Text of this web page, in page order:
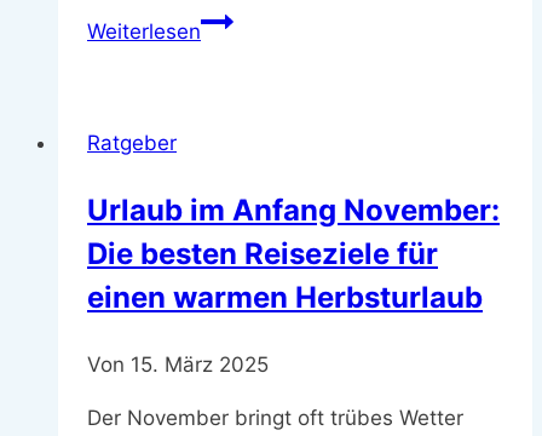
WeiterlesenGasvergleich:
Gasanbieters
Ratgeber
Urlaub im Anfang November:
Die besten Reiseziele für
einen warmen Herbsturlaub
Von 15. März 2025
Der November bringt oft trübes Wetter